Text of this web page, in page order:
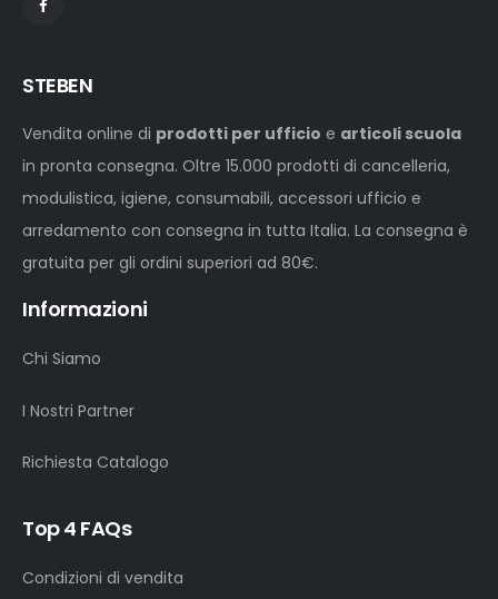
STEBEN
Vendita online di prodotti per ufficio e articoli scuola
in pronta consegna. Oltre 15.000 prodotti di cancelleria,
modulistica, igiene, consumabili, accessori ufficio e
arredamento con consegna in tutta Italia. La consegna è
gratuita per gli ordini superiori ad 80€.
Informazioni
Chi Siamo
I Nostri Partner
Richiesta Catalogo
Top 4 FAQs
Condizioni di vendita